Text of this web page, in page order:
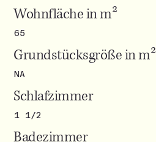
Wohnfläche in m²
65
Grundstücksgröße in m²
NA
Schlafzimmer
1 1/2
Badezimmer